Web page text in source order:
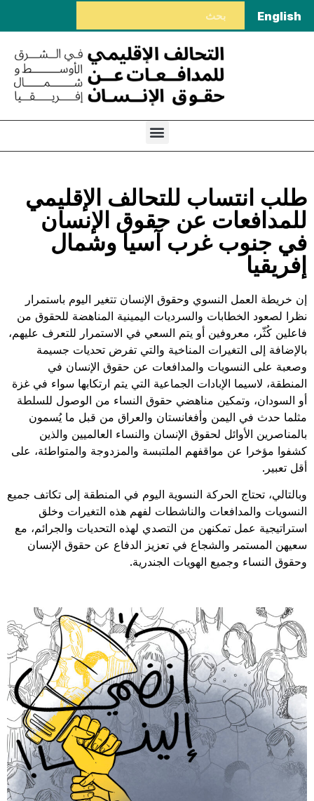
English
طلب انتساب للتحالف الإقليمي
للمدافعات عن حقوق الإنسان
في جنوب غرب آسيا وشمال
إفريقيا
إن خريطة العمل النسوي وحقوق الإنسان تتغير اليوم باستمرار
نظرا لصعود الخطابات والسرديات اليمينية المناهضة للحقوق من
فاعلين كُثّر، معروفين أو يتم السعي في الاستمرار للتعرف عليهم،
بالإضافة إلى التغيرات المناخية والتي تفرض تحديات جسيمة
وصعبة على النسويات والمدافعات عن حقوق الإنسان في
المنطقة، لاسيما الإبادات الجماعية التي يتم ارتكابها سواء في غزة
أو السودان، وتمكين مناهضي حقوق النساء من الوصول للسلطة
مثلما حدث في اليمن وأفغانستان والعراق من قبل ما يُسمون
بالمناصرين الأوائل لحقوق الإنسان والنساء العالميين والذين
كشفوا مؤخرا عن مواقفهم الملتبسة والمزدوجة والمتواطئة، على
أقل تعبير.
وبالتالي، تحتاج الحركة النسوية اليوم في المنطقة إلى تكاتف جميع
النسويات والمدافعات والناشطات لفهم هذه التغيرات وخلق
استراتيجية عمل تمكنهن من التصدي لهذه التحديات والجرائم، مع
سعيهن المستمر والشجاع في تعزيز الدفاع عن حقوق الإنسان
وحقوق النساء وجميع الهويات الجندرية.